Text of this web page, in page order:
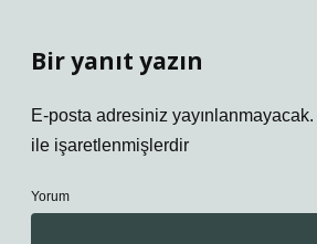
Bir yanıt yazın
E-posta adresiniz yayınlanmayacak.
ile işaretlenmişlerdir
Yorum